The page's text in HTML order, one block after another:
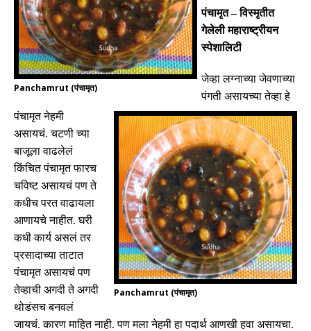
Panchamrut (पंचामृत)
Panchamrut (पंचामृत)
पंचामृत–विस्मृतीत
गेलेली महाराष्ट्रीयन
स्पेशालिटी
जेव्हा लग्नाच्या जेवणाच्या
पंगती असायच्या तेव्हा हे
पंचामृत नेहमी
असायचं.चटणी च्या
बाजूला वाढलेलं
किंचित पंचामृत फारच
चविष्ट असायचं पण ते
कधीच परत वाढायला
आणायचे नाहीत.घरी
कधी कार्य असलं तर
प्रसादाच्या ताटात
पंचामृत असायचं पण
तेव्हाची अगदी ते अगदी
थोडंसच बनवलं
जायचं.कारण माहित नाही.पण मला नेहमी हा पदार्थ आणखी हवा असायचा.